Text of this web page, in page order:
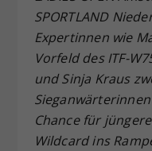
SPORTLAND
Expertinnen wie
Vorfeld des ITF-
und Sinja Kraus
Chance für
Wildcard ins
Zweck
Dieser
hat.